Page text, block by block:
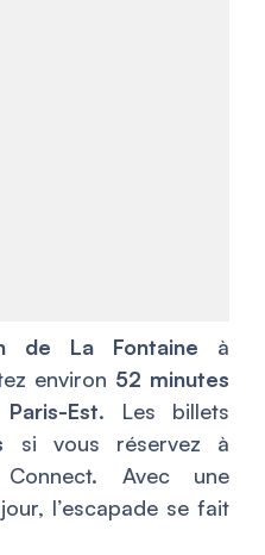
de La Fontaine à
environ 52 minutes
Paris-Est. Les billets
si vous réservez à
Avec une
l’escapade se fait